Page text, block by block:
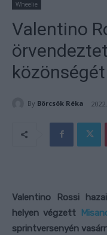
Wheelie
Valentino
közönségét
By Börcsök Réka
Valentino Rossi
helyen végzett
sprintversenyén